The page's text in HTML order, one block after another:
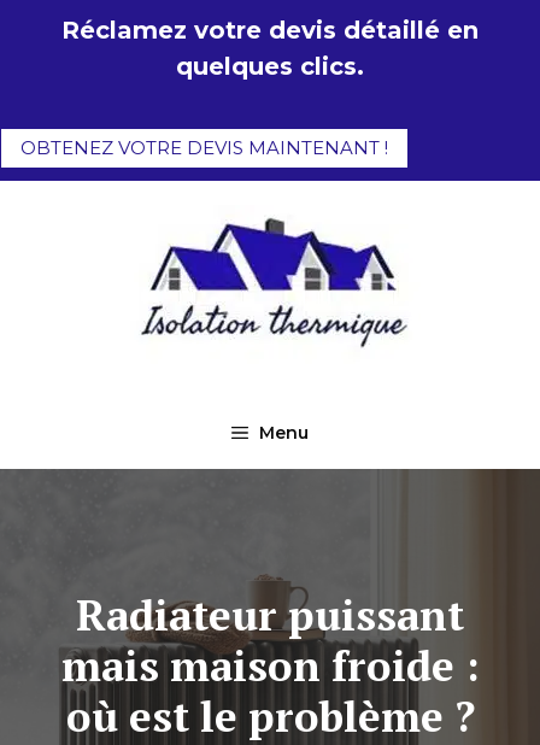
Réclamez votre devis détaillé en
quelques clics.
OBTENEZ VOTRE DEVIS MAINTENANT !
Menu
Radiateur puissant
mais maison froide :
où est le problème ?